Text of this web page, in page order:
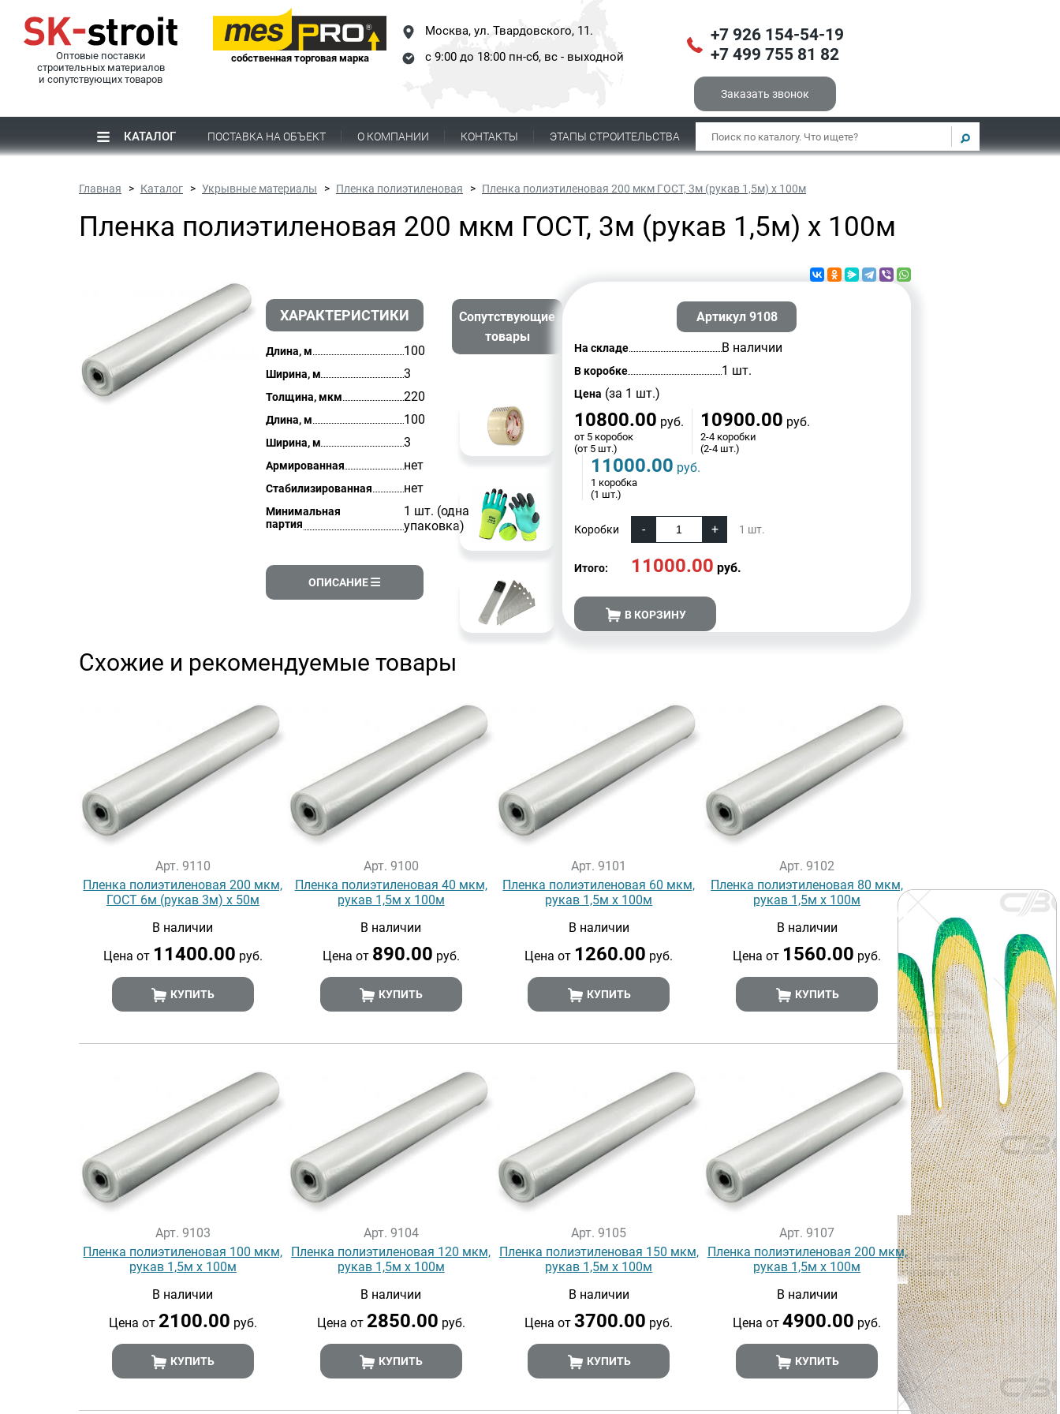
Оптовые поставки
строительных материалов
и сопутствующих товаров
собственная торговая марка
Москва, ул. Твардовского, 11.
с 9:00 до 18:00 пн-сб, вс - выходной
+7 926 154-54-19
+7 499 755 81 82
Заказать звонок
КАТАЛОГ ПОСТАВКА НА ОБЪЕКТ О КОМПАНИИ КОНТАКТЫ ЭТАПЫ СТРОИТЕЛЬСТВА
Главная Каталог Укрывные материалы Пленка полиэтиленовая Пленка полиэтиленовая 200 мкм ГОСТ, 3м (рукав 1,5м) х 100м
Пленка полиэтиленовая 200 мкм ГОСТ, 3м (рукав 1,5м) х 100м
ХАРАКТЕРИСТИКИ
Длина, м 100
Ширина, м 3
Толщина, мкм 220
Длина, м 100
Ширина, м 3
Армированная нет
Стабилизированная нет
Минимальная
партия
1 шт. (одна
упаковка)
ОПИСАНИЕ
Сопутствующие
товары
Артикул 9108
На складе В наличии
В коробке 1 шт.
Цена (за 1 шт.)
10800.00 руб.
от 5 коробок
(от 5 шт.)
10900.00 руб.
2-4 коробки
(2-4 шт.)
11000.00 руб.
1 коробка
(1 шт.)
Коробки 1 шт.
Итого: 11000.00 руб.
В КОРЗИНУ
Схожие и рекомендуемые товары
Арт. 9110
Пленка полиэтиленовая 200 мкм,
ГОСТ 6м (рукав 3м) х 50м
В наличии
Цена от 11400.00 руб.
КУПИТЬ
Арт. 9100
Пленка полиэтиленовая 40 мкм,
рукав 1,5м х 100м
В наличии
Цена от 890.00 руб.
КУПИТЬ
Арт. 9101
Пленка полиэтиленовая 60 мкм,
рукав 1,5м х 100м
В наличии
Цена от 1260.00 руб.
КУПИТЬ
Арт. 9102
Пленка полиэтиленовая 80 мкм,
рукав 1,5м х 100м
В наличии
Цена от 1560.00 руб.
КУПИТЬ
Арт. 9103
Пленка полиэтиленовая 100 мкм,
рукав 1,5м х 100м
В наличии
Цена от 2100.00 руб.
КУПИТЬ
Арт. 9104
Пленка полиэтиленовая 120 мкм,
рукав 1,5м х 100м
В наличии
Цена от 2850.00 руб.
КУПИТЬ
Арт. 9105
Пленка полиэтиленовая 150 мкм,
рукав 1,5м х 100м
В наличии
Цена от3700.00 руб.
КУПИТЬ
Арт. 9107
Пленка полиэтиленовая 200 мкм,
рукав 1,5м х 100м
В наличии
Цена от4900.00 руб.
КУПИТЬ